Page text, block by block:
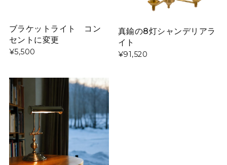
ブラケットライト コン
セントに変更
¥5,500
真鍮の8灯シャンデリアラ
イト
¥91,520